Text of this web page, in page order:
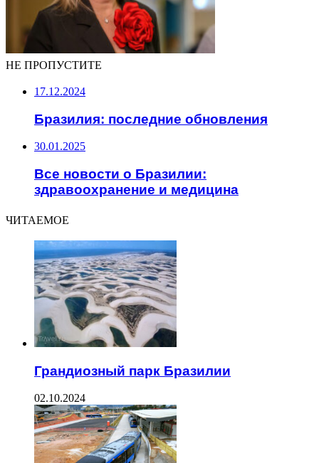
НЕ ПРОПУСТИТЕ
17.12.2024
Бразилия: последние обновления
30.01.2025
Все новости о Бразилии:
здравоохранение и медицина
ЧИТАЕМОЕ
Грандиозный парк Бразилии
02.10.2024